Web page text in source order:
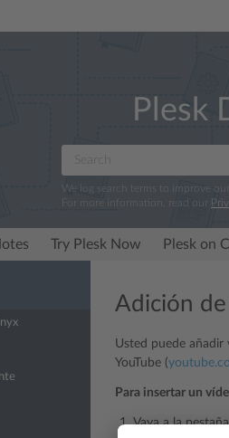
Plesk
We log search terms to improve
For more information, read our
Try Plesk Now Plesk on
Adición
Usted puede añadir
YouTube (
Para insertar un
Vaya a la